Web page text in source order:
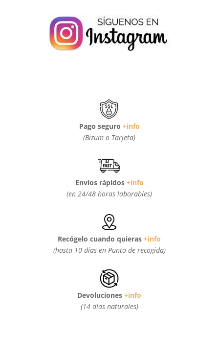
Pago seguro +info
(Bizum o Tarjeta)
Envíos rápidos +info
(en 24/48 horas laborables)
Recógelo cuando quieras+info
(hasta 10 días en Punto de recogida)
Devoluciones+info
(14 días naturales)